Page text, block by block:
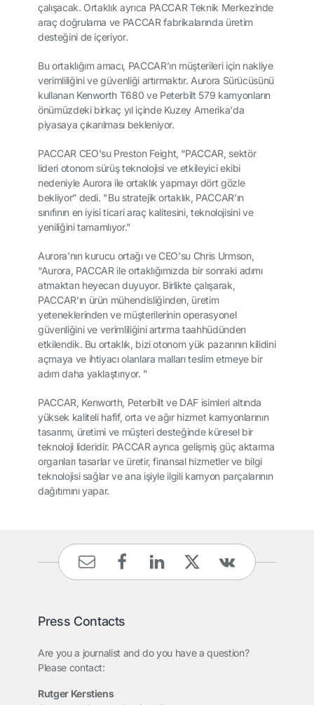
çalışacak. Ortaklık ayrıca PACCAR Teknik Merkezinde
araç doğrulama ve PACCAR fabrikalarında üretim
desteğini de içeriyor.
Bu ortaklığım amacı, PACCAR’ın müşterileri için nakliye
verimliliğini ve güvenliği artırmaktır. Aurora Sürücüsünü
kullanan Kenworth T680 ve Peterbilt 579 kamyonların
önümüzdeki birkaç yıl içinde Kuzey Amerika'da
piyasaya çıkarılması bekleniyor.
PACCAR CEO'su Preston Feight, “PACCAR, sektör
lideri otonom sürüş teknolojisi ve etkileyici ekibi
nedeniyle Aurora ile ortaklık yapmayı dört gözle
bekliyor” dedi. "Bu stratejik ortaklık, PACCAR’ın
sınıfının en iyisi ticari araç kalitesini, teknolojisini ve
yeniliğini tamamlıyor."
Aurora'nın kurucu ortağı ve CEO'su Chris Urmson,
“Aurora, PACCAR ile ortaklığımızda bir sonraki adımı
atmaktan heyecan duyuyor. Birlikte çalışarak,
PACCAR’ın ürün mühendisliğinden, üretim
yeteneklerinden ve müşterilerinin operasyonel
güvenliğini ve verimliliğini artırma taahhüdünden
etkilendik. Bu ortaklık, bizi otonom yük pazarının kilidini
açmaya ve ihtiyacı olanlara malları teslim etmeye bir
adım daha yaklaştırıyor. "
PACCAR, Kenworth, Peterbilt ve DAF isimleri altında
yüksek kaliteli hafif, orta ve ağır hizmet kamyonlarının
tasarımı, üretimi ve müşteri desteğinde küresel bir
teknoloji lideridir. PACCAR ayrıca gelişmiş güç aktarma
organları tasarlar ve üretir, finansal hizmetler ve bilgi
teknolojisi sağlar ve ana işiyle ilgili kamyon parçalarının
dağıtımını yapar.
Press Contacts
Are you a journalist and do you have a question?
Please contact:
Rutger Kerstiens